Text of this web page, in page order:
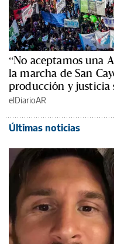
“No aceptamos una
la marcha de San
producción y justicia
elDiarioAR
Últimas noticias